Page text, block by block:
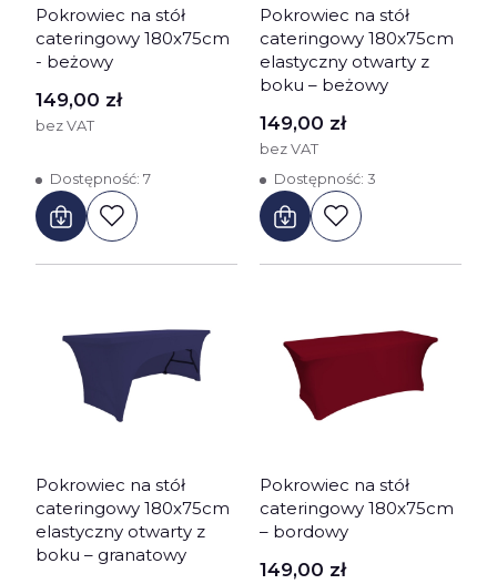
Pokrowiec na stół
cateringowy 180x75cm
- beżowy
Cena
149,00 zł
bez VAT
Dostępność: 7
Pokrowiec na stół
cateringowy 180x75cm
elastyczny otwarty z
boku – beżowy
Cena
149,00 zł
bez VAT
Dostępność: 3
Pokrowiec na stół
cateringowy 180x75cm
elastyczny otwarty z
boku – granatowy
Pokrowiec na stół
cateringowy 180x75cm
– bordowy
Cena
149,00 zł